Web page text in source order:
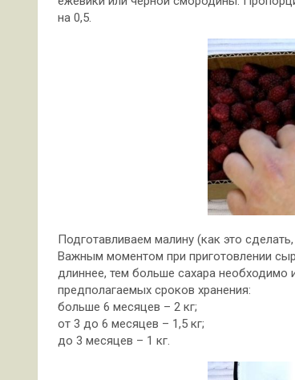
на 0,5.
Подготавливаем малину (как это
Важным моментом при приготовлении
длиннее, тем больше сахара необходимо
предполагаемых сроков хранения:
больше 6 месяцев – 2 кг;
от 3 до 6 месяцев – 1,5 кг;
до 3 месяцев – 1 кг.